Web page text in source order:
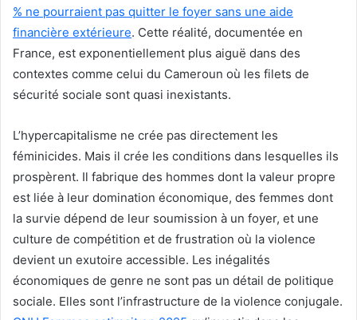
% ne pourraient pas quitter le foyer sans une aide
financière extérieure. Cette réalité, documentée en
France, est exponentiellement plus aiguë dans des
contextes comme celui du Cameroun où les filets de
sécurité sociale sont quasi inexistants.
L’hypercapitalisme ne crée pas directement les
féminicides. Mais il crée les conditions dans lesquelles ils
prospèrent. Il fabrique des hommes dont la valeur propre
est liée à leur domination économique, des femmes dont
la survie dépend de leur soumission à un foyer, et une
culture de compétition et de frustration où la violence
devient un exutoire accessible. Les inégalités
économiques de genre ne sont pas un détail de politique
sociale. Elles sont l’infrastructure de la violence conjugale.